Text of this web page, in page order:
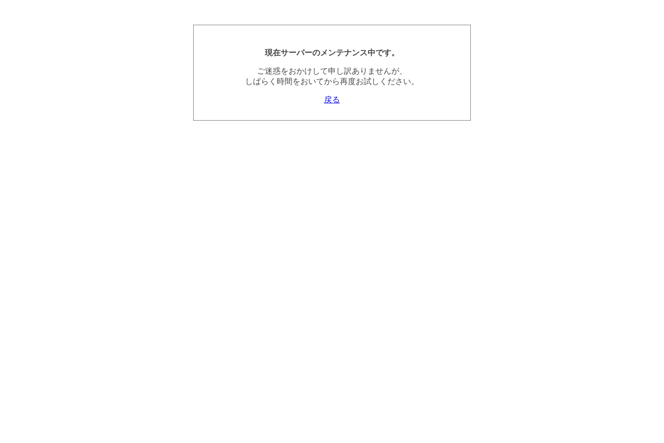
現在サーバーのメンテナンス中です。
ご迷惑をおかけして申し訳ありませんが、
しばらく時間をおいてから再度お試しください。
戻る